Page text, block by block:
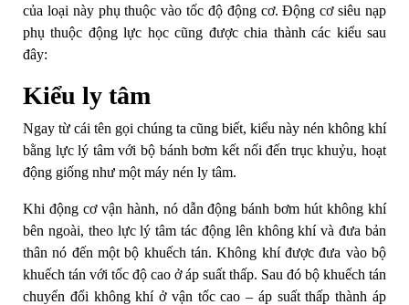
của loại này phụ thuộc vào tốc độ động cơ. Động cơ siêu nạp
phụ thuộc động lực học cũng được chia thành các kiểu sau
đây:
Kiểu ly tâm
Ngay từ cái tên gọi chúng ta cũng biết, kiểu này nén không khí
bằng lực lý tâm với bộ bánh bơm kết nối đến trục khuỷu, hoạt
động giống như một máy nén ly tâm.
Khi động cơ vận hành, nó dẫn động bánh bơm hút không khí
bên ngoài, theo lực lý tâm tác động lên không khí và đưa bản
thân nó đến một bộ khuếch tán. Không khí được đưa vào bộ
khuếch tán với tốc độ cao ở áp suất thấp. Sau đó bộ khuếch tán
chuyển đổi không khí ở vận tốc cao – áp suất thấp thành áp